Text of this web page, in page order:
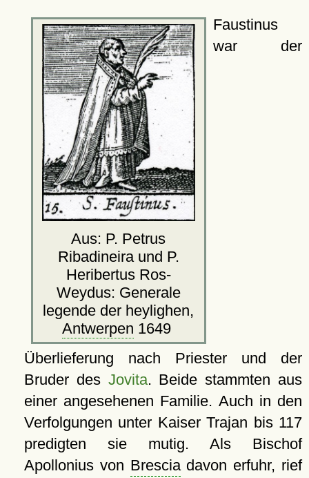
Aus: P. Petrus
Ribadineira und P.
Heribertus Ros-
Weydus: Generale
legende der heylighen,
Antwerpen 1649
Faustinus
war der
Überlieferung nach Priester und der
Bruder des Jovita. Beide stammten aus
einer angesehenen Familie. Auch in den
Verfolgungen unter Kaiser Trajan bis 117
predigten sie mutig. Als Bischof
Apollonius von Bresciadavon erfuhr, rief